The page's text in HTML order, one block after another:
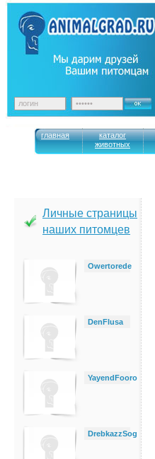
главная
каталог
животных
Личные страницы
наших питомцев
Owertorede
DenFlusa
YayendFooro
DrebkazzSog